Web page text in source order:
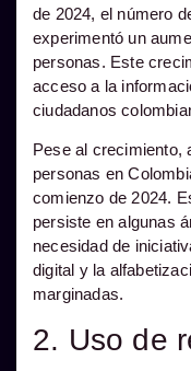
de 2024, el número
experimentó un
personas. Este
acceso a la
ciudadanos
Pese al crecimiento,
personas en
comienzo de 2024.
persiste en algunas
necesidad de
digital y la
marginadas.
2. Uso de